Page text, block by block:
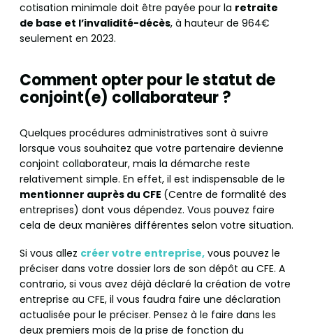
cotisation minimale doit être payée pour la retraite
de base et l’invalidité-décès, à hauteur de 964€
seulement en 2023.
Comment opter pour le statut de
conjoint(e) collaborateur ?
Quelques procédures administratives sont à suivre
lorsque vous souhaitez que votre partenaire devienne
conjoint collaborateur, mais la démarche reste
relativement simple. En effet, il est indispensable de le
mentionner auprès du CFE (Centre de formalité des
entreprises) dont vous dépendez. Vous pouvez faire
cela de deux manières différentes selon votre situation.
Si vous allez créer votre entreprise, vous pouvez le
préciser dans votre dossier lors de son dépôt au CFE. A
contrario, si vous avez déjà déclaré la création de votre
entreprise au CFE, il vous faudra faire une déclaration
actualisée pour le préciser. Pensez à le faire dans les
deux premiers mois de la prise de fonction du